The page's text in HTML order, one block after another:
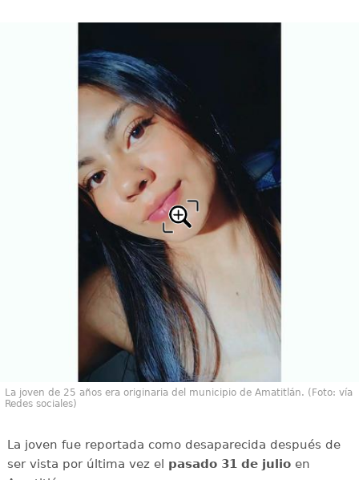
La joven de 25 años era originaria del municipio de Amatitlán. (Foto: vía
Redes sociales)
La joven fue reportada como desaparecida después de
ser vista por última vez el pasado 31 de julioen